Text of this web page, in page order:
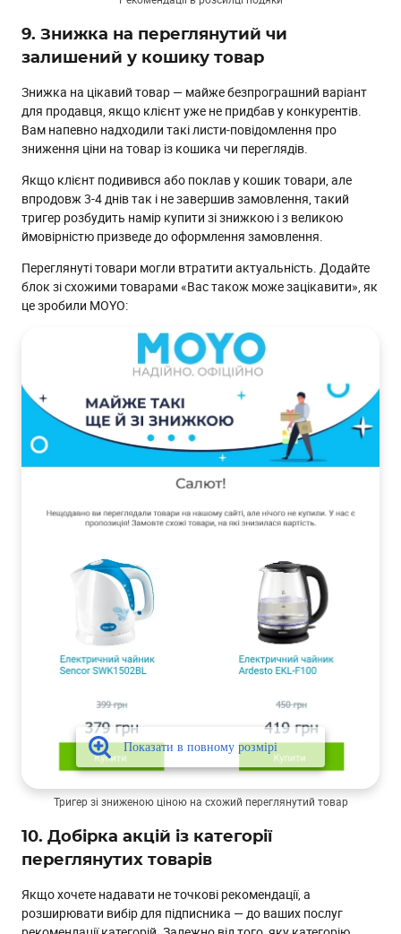
9. Знижка на переглянутий чи
залишений у кошику товар
Знижка на цікавий товар — майже безпрограшний варіант
для продавця, якщо клієнт уже не придбав у конкурентів.
Вам напевно надходили такі листи-повідомлення про
зниження ціни на товар із кошика чи переглядів.
Якщо клієнт подивився або поклав у кошик товари, але
впродовж 3-4 днів так і не завершив замовлення, такий
тригер розбудить намір купити зі знижкою і з великою
ймовірністю призведе до оформлення замовлення.
Переглянуті товари могли втратити актуальність. Додайте
блок зі схожими товарами «Вас також може зацікавити», як
це зробили MOYO:
Тригер зі зниженою ціною на схожий переглянутий товар
10. Добірка акцій із категорії
переглянутих товарів
Якщо хочете надавати не точкові рекомендації, а
розширювати вибір для підписника — до ваших послуг